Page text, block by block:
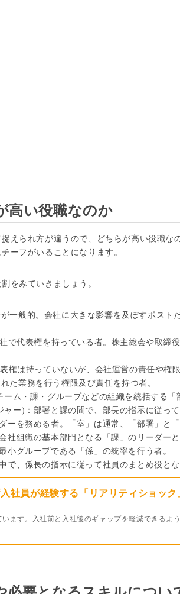
高い役職なのか
えられ方が違うので、どちらが高い役職な
ーフがいることになります。
をみていきましょう。
一般的。会社に大きな影響を及ぼすポスト
で代表権を持っている者。株主総会や取締
権は持っていないが、会社運営の責任や権限
た業務を行う権限及び責任を持つ者。
ム・課・グループなどの組織を統括する「
ー)：部署と課の間で、部長の指示に従って
ーを務める者。「室」は通常、「部署」と「
社組織の基本部門となる「課」のリーダーと
グループである「係」の統率を行う者。
で、係長の指示に従って社員のまとめ役とな
社員が経験する「リアリティショック
ます。入社前と入社後のギャップを軽減できるよ